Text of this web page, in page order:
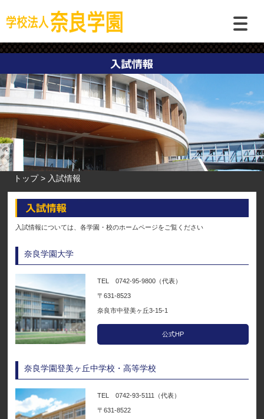
トップ 入試情報
入試情報については、各学園・校のホームページをご覧ください
奈良学園大学
TEL 0742-95-9800（代表）
〒631-8523
奈良市中登美ヶ丘3-15-1
公式HP
奈良学園登美ヶ丘中学校・高等学校
TEL 0742-93-5111（代表）
〒631-8522